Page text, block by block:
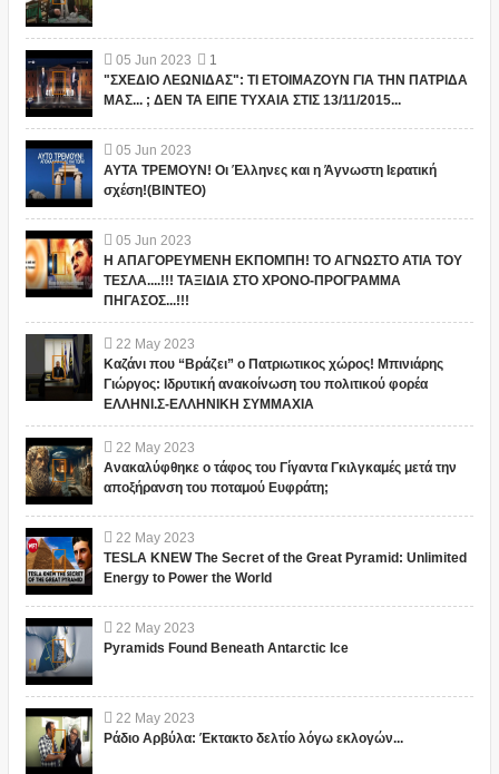
05 Jun 2023
1
"ΣΧΕΔΙΟ ΛΕΩΝΙΔΑΣ": ΤΙ ΕΤΟΙΜΑΖΟΥΝ ΓΙΑ ΤΗΝ ΠΑΤΡΙΔΑ
ΜΑΣ... ; ΔΕΝ ΤΑ ΕΙΠΕ ΤΥΧΑΙΑ ΣΤΙΣ 13/11/2015...
05 Jun 2023
ΑΥΤΑ ΤΡΕΜΟΥΝ! Οι Έλληνες και η Άγνωστη Ιερατική
σχέση!(ΒΙΝΤΕΟ)
05 Jun 2023
Η ΑΠΑΓΟΡΕΥΜΕΝΗ ΕΚΠΟΜΠΗ! ΤΟ ΑΓΝΩΣΤΟ ΑΤΙΑ ΤΟΥ
ΤΕΣΛΑ....!!! ΤΑΞΙΔΙΑ ΣΤΟ ΧΡΟΝΟ-ΠΡΟΓΡΑΜΜΑ
ΠΗΓΑΣΟΣ...!!!
22 May 2023
Καζάνι που “Βράζει” ο Πατριωτικος χώρος! Μπινιάρης
Γιώργος: Ιδρυτική ανακοίνωση του πολιτικού φορέα
ΕΛΛΗΝΙ.Σ-ΕΛΛΗΝΙΚΗ ΣΥΜΜΑΧΙΑ
22 May 2023
Ανακαλύφθηκε ο τάφος του Γίγαντα Γκιλγκαμές μετά την
αποξήρανση του ποταμού Ευφράτη;
22 May 2023
TESLA KNEW The Secret of the Great Pyramid: Unlimited
Energy to Power the World
22 May 2023
Pyramids Found Beneath Antarctic Ice
22 May 2023
Ράδιο Αρβύλα: Έκτακτο δελτίο λόγω εκλογών...